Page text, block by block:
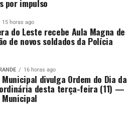
COMÉRCIO
LOCAIS
Araguaia expande produção com
Angélica em mansão de Angra
vocês’
por impulso
15 horas ago
do Leste recebe Aula Magna de
de novos soldados da Polícia
16 horas ago
Municipal divulga Ordem do Dia da
desta terça-feira (11) —
Municipal